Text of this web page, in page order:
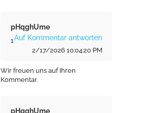
pHqghUme
Auf Kommentar antworten
1
2/17/2026 10:04:20 PM
Wir freuen uns auf Ihren
Kommentar.
pHqghUme